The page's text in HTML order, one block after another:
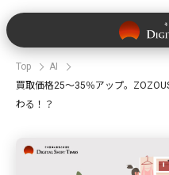
Top
AI
買取価格25〜35％アップ。
わる！？